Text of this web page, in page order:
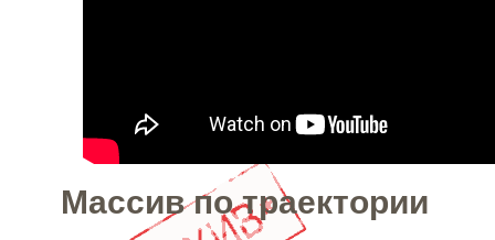
Массив по траектории